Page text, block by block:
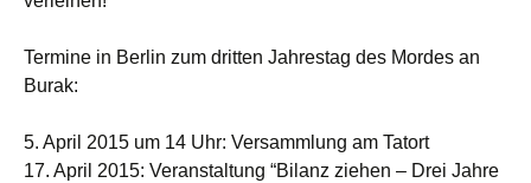
Termine in Berlin zum dritten Jahrestag des Mordes an
Burak:
5. April 2015 um 14 Uhr: Versammlung am Tatort
17. April 2015: Veranstaltung “Bilanz ziehen – Drei Jahre